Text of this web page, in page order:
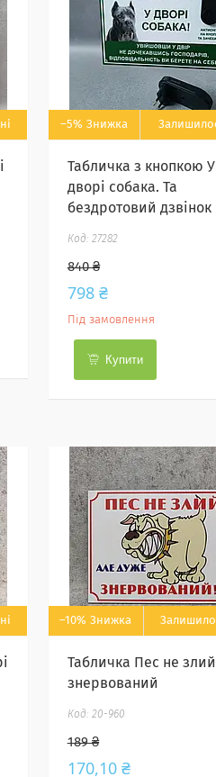
–5%
Табличка з кнопкою
дворі собака. Та
бездротовий дзвінок
27282
840 ₴
798 ₴
Під замовлення
Купити
–10%
Табличка Пес не
знервований
20-960
189 ₴
170,10 ₴